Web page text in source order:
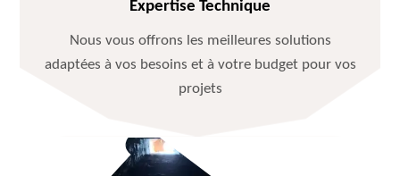
Expertise Technique
Nous vous offrons les meilleures solutions
adaptées à vos besoins et à votre budget pour vos
projets